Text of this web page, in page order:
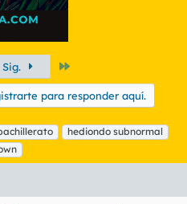
Sig.
para responder aquí.
hediondo subnormal